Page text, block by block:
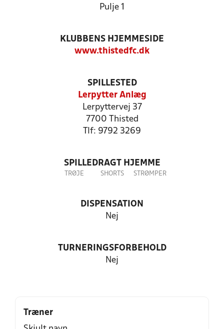
Pulje 1
KLUBBENS HJEMMESIDE
www.thistedfc.dk
SPILLESTED
Lerpytter Anlæg
Lerpyttervej 37
7700 Thisted
Tlf: 9792 3269
SPILLEDRAGT HJEMME
TRØJE SHORTS STRØMPER
DISPENSATION
Nej
TURNERINGSFORBEHOLD
Nej
Træner